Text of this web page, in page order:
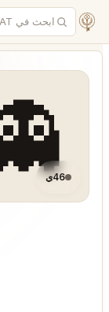
46ي